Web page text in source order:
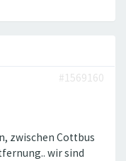
#1569160
zwischen Cottbus
wir sind